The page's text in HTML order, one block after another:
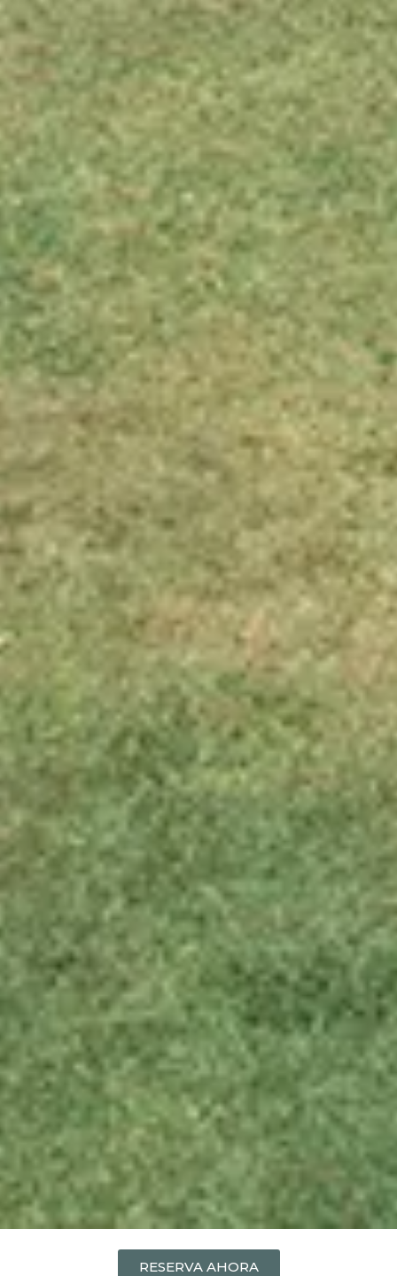
RESERVA AHORA